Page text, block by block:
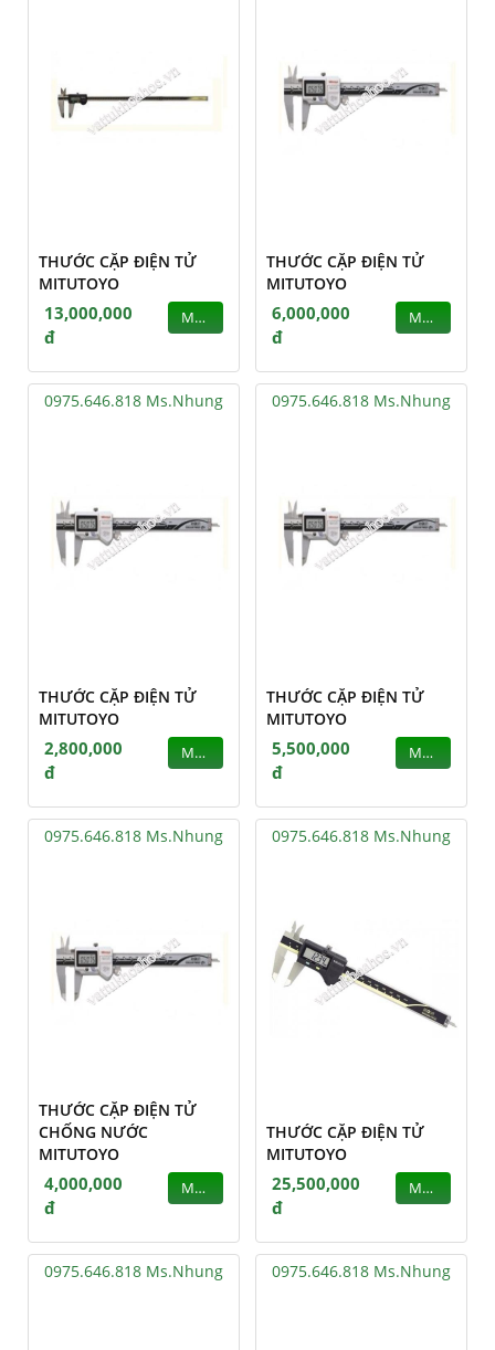
THƯỚC CẶP ĐIỆN TỬ
MITUTOYO
13,000,000
đ
MUA
THƯỚC CẶP ĐIỆN TỬ
MITUTOYO
6,000,000
đ
MUA
0975.646.818 Ms.Nhung
THƯỚC CẶP ĐIỆN TỬ
MITUTOYO
2,800,000
đ
MUA
0975.646.818 Ms.Nhung
THƯỚC CẶP ĐIỆN TỬ
MITUTOYO
5,500,000
đ
MUA
0975.646.818 Ms.Nhung
THƯỚC CẶP ĐIỆN TỬ
CHỐNG NƯỚC
MITUTOYO
4,000,000
đ
MUA
0975.646.818 Ms.Nhung
THƯỚC CẶP ĐIỆN TỬ
MITUTOYO
25,500,000
đ
MUA
0975.646.818 Ms.Nhung 0975.646.818 Ms.Nhung